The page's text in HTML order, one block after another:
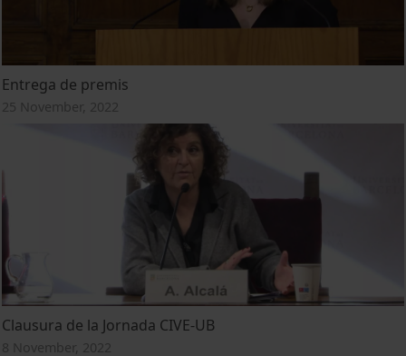
Entrega de premis
25 November, 2022
Clausura de la Jornada CIVE-UB
8 November, 2022